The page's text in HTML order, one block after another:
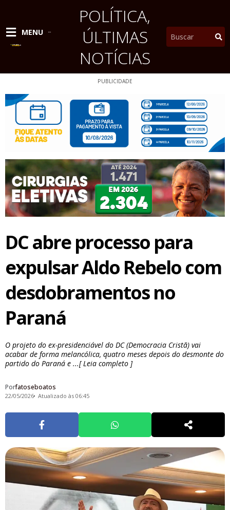
conteúdo
MENU
POLÍTICA,
ÚLTIMAS
NOTÍCIAS
Pesquisar
PUBLICIDADE
DC abre processo para
expulsar Aldo Rebelo com
desdobramentos no
Paraná
O projeto do ex-presidenciável do DC (Democracia Cristã) vai
acabar de forma melancólica, quatro meses depois do desmonte do
partido do Paraná e ...[ Leia completo ]
Porfatoseboatos
22/05/2026 Atualizado às 06:45